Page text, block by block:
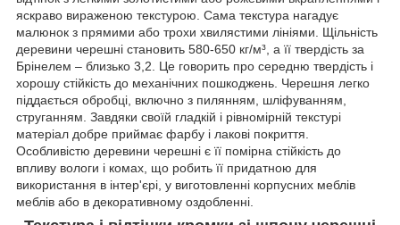
яскраво вираженою текстурою. Сама текстура нагадує
малюнок з прямими або трохи хвилястими лініями. Щільність
деревини черешні становить 580-650 кг/м³, а її твердість за
Брінелем – близько 3,2. Це говорить про середню твердість і
хорошу стійкість до механічних пошкоджень. Черешня легко
піддається обробці, включно з пилянням, шліфуванням,
струганням. Завдяки своїй гладкій і рівномірній текстурі
матеріал добре приймає фарбу і лакові покриття.
Особливістю деревини черешні є її помірна стійкість до
впливу вологи і комах, що робить її придатною для
використання в інтер'єрі, у виготовленні корпусних меблів
меблів або в декоративному оздобленні.